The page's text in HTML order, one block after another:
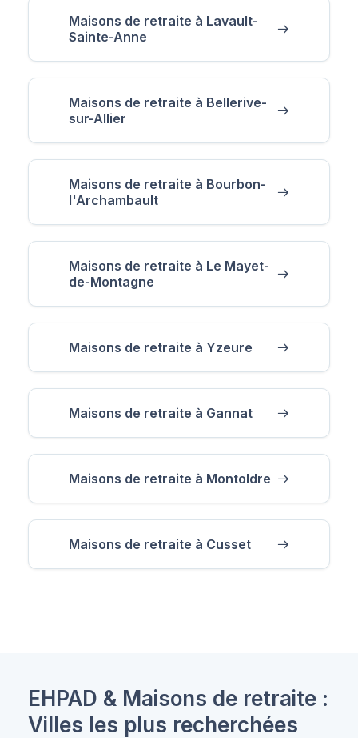
Maisons de retraite à Lavault-
Sainte-Anne
Maisons de retraite à Bellerive-
sur-Allier
Maisons de retraite à Bourbon-
l'Archambault
Maisons de retraite à Le Mayet-
de-Montagne
Maisons de retraite à Yzeure
Maisons de retraite à Gannat
Maisons de retraite à Montoldre
Maisons de retraite à Cusset
EHPAD & Maisons de retraite :
Villes les plus recherchées